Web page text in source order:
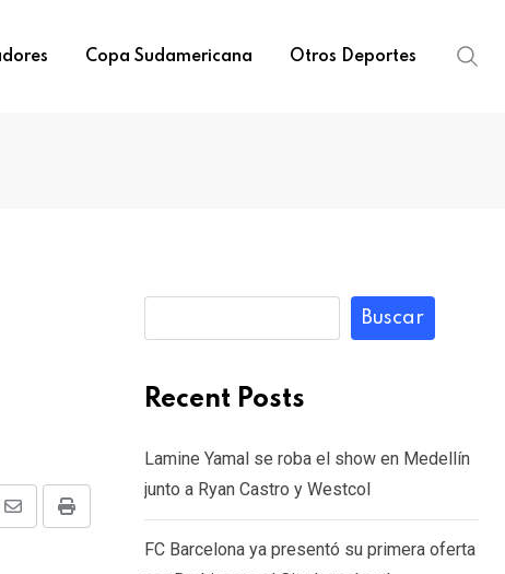
Copa Sudamericana Otros Deportes
Print
Share
Buscar
Recent Posts
Lamine Yamal se roba el show en Medellín
junto a Ryan Castro y Westcol
FC Barcelona ya presentó su primera oferta